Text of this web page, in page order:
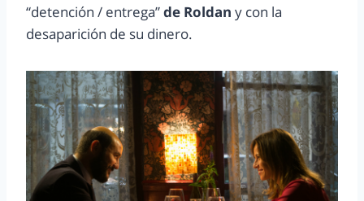
“detención / entrega”de Roldan y con la
desaparición de su dinero.